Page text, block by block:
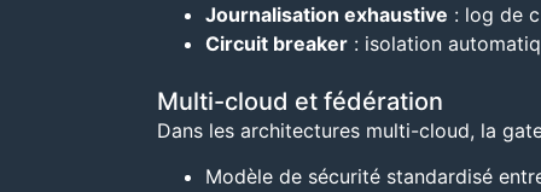
Journalisation exhaustive : log de
Circuit breaker : isolation
Multi-cloud et fédération
Dans les architectures multi-cloud, la
Modèle de sécurité standardisé